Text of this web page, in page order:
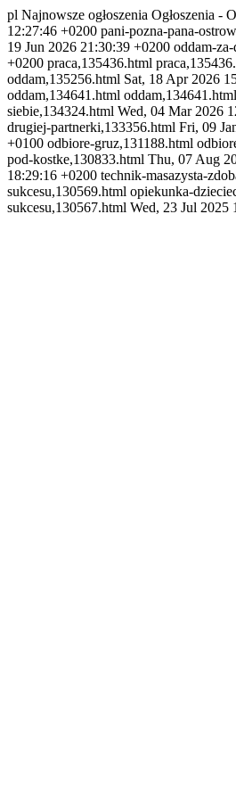
pl Najnowsze ogłoszenia Ogłoszenia -
12:27:46 +0200 pani-pozna-pana-
19 Jun 2026 21:30:39 +0200 oddam-
+0200 praca,135436.html
oddam,135256.html Sat, 18 Apr 2026
oddam,134641.html oddam,134641.html
siebie,134324.html Wed, 04 Mar 2026
drugiej-partnerki,133356.html Fri, 09
+0100 odbiore-gruz,131188.html
pod-kostke,130833.html Thu, 07 Aug
18:29:16 +0200 technik-masazysta-
sukcesu,130569.html opiekunka-
sukcesu,130567.html Wed, 23 Jul 2025